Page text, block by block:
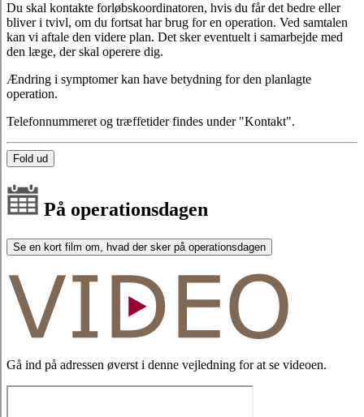
Du skal kontakte forløbskoordinatoren, hvis du får det bedre eller
bliver i tvivl, om du fortsat har brug for en operation. Ved samtalen
kan vi aftale den videre plan. Det sker eventuelt i samarbejde med
den læge, der skal operere dig.
Ændring i symptomer kan have betydning for den planlagte
operation.
Telefonnummeret og træffetider findes under "Kontakt".
Fold ud
På operationsdagen
Se en kort film om, hvad der sker på operationsdagen
Gå ind på adressen øverst i denne vejledning for at se videoen.